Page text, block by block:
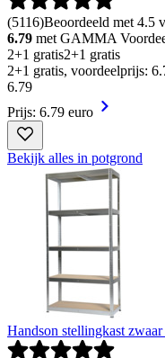
(5116)Beoordeeld met 4.5
6.79 met GAMMA
2+1 gratis2+1 gratis
2+1 gratis, voordeelprijs:
6.79
Prijs: 6.79 euro
Bekijk alles in potgrond
Handson stellingkast